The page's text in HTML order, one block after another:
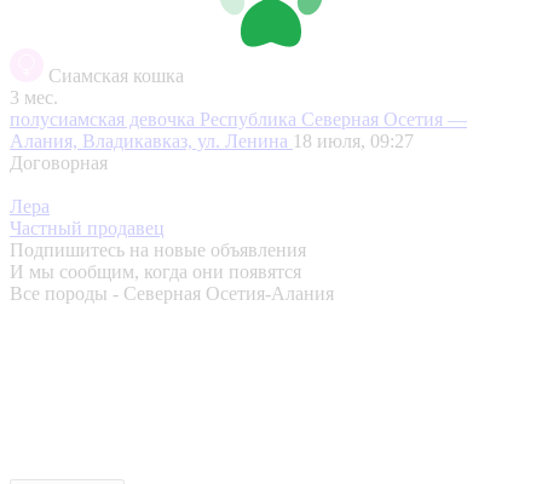
Сиамская кошка
3 мес.
полусиамская девочка Республика Северная Осетия —
Алания, Владикавказ, ул. Ленина 18 июля, 09:27
Договорная
Лера
Частный продавец
Подпишитесь на новые объявления
И мы сообщим, когда они появятся
Все породы - Северная Осетия-Алания